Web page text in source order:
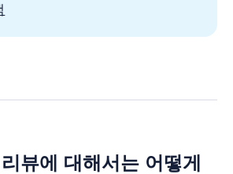
뷰에 대해서는 어떻게